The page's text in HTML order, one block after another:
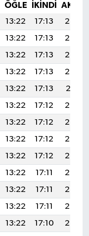
ÖĞLE İKINDI
13:22 17:13
20:34
13:22 17:13
20:33
13:22 17:13
20:33
13:22 17:13
20:32
13:22 17:13
20:31
13:22 17:12
20:30
13:22 17:12
20:29
13:22 17:12
20:28
13:22 17:12
20:27
13:22 17:11
20:26
13:22 17:11
20:25
13:22 17:11
20:24
13:22 17:10
20:23